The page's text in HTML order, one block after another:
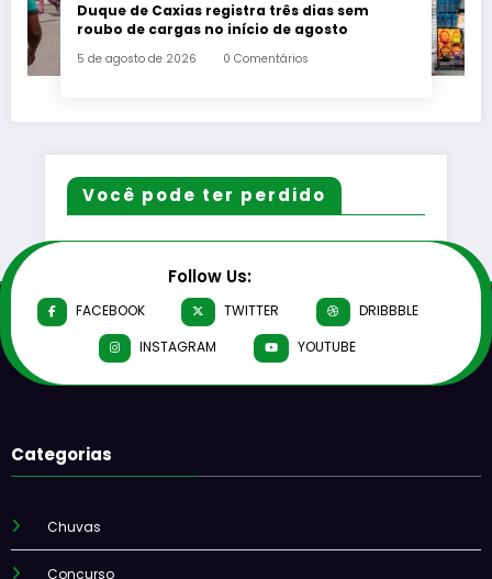
Duque de Caxias registra três dias sem
roubo de cargas no início de agosto
5 de agosto de 2026 0 Comentários
Você pode ter perdido
Follow Us:
FACEBOOK TWITTER
DRIBBBLE
INSTAGRAM
YOUTUBE
Categorias
Chuvas
Concurso